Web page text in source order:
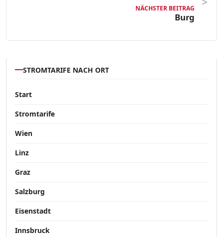
NÄCHSTER BEITRAG
Burg
STROMTARIFE NACH ORT
Start
Stromtarife
Wien
Linz
Graz
Salzburg
Eisenstadt
Innsbruck